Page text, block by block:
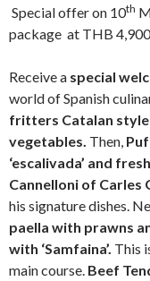
Special offer on 10th
package at THB
Receive a special
world of Spanish
fritters Catalan style
vegetables. Then,
‘escalivada’ and
Cannelloni of Carles
his signature dishes.
paella with prawns
with ‘Samfaina’. This
main course. Beef